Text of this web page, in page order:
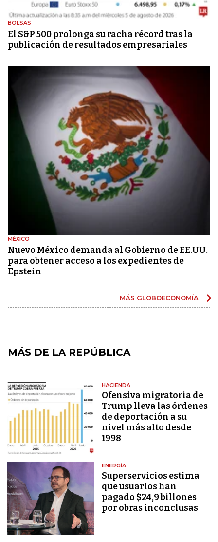
BOLSAS
El S&P 500 prolonga su racha récord tras la
publicación de resultados empresariales
MÉXICO
Nuevo México demanda al Gobierno de EE.UU.
para obtener acceso a los expedientes de
Epstein
MÁS GLOBOECONOMÍA
MÁS DE LA REPÚBLICA
HACIENDA
Ofensiva migratoria de
Trump lleva las órdenes
de deportación a su
nivel más alto desde
1998
ENERGÍA
Superservicios estima
que usuarios han
pagado $24,9 billones
por obras inconclusas